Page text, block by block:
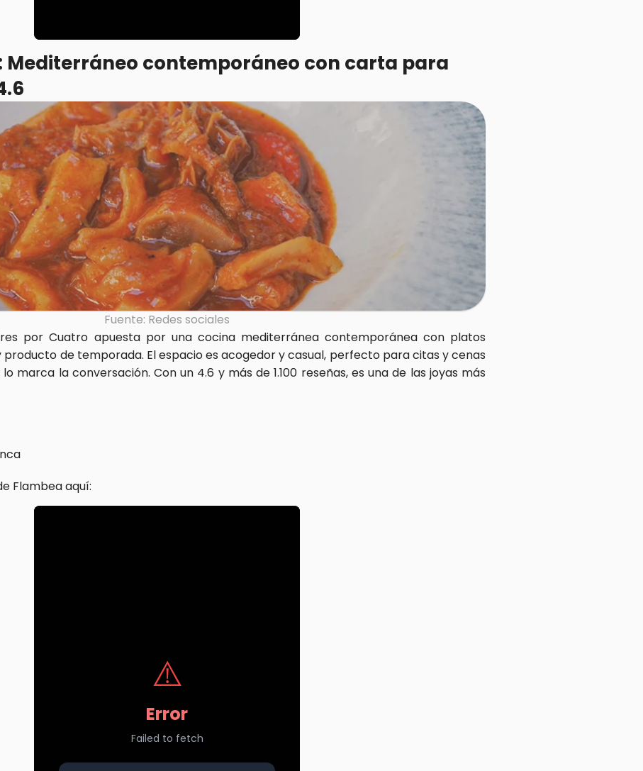
Mediterráneo contemporáneo con carta para
Fuente: Redes sociales
por Cuatro apuesta por una cocina mediterránea contemporánea con platos
de temporada. El espacio es acogedor y casual, perfecto para citas y cenas
marca la conversación. Con un 4.6 y más de 1.100 reseñas, es una de las joyas más
Flambea aquí: